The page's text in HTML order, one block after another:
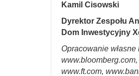
Kamil Cisowski
Dyrektor Zespołu
Dom Inwestycyjny
Opracowanie
www.ft.com,